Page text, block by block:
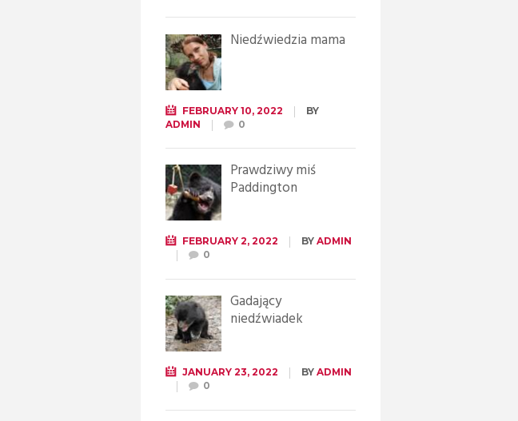
Niedźwiedzia mama
FEBRUARY 10, 2022
BY
ADMIN
0
Prawdziwy miś
Paddington
FEBRUARY 2, 2022 BY ADMIN
0
Gadający
niedźwiadek
JANUARY 23, 2022 BY ADMIN
0